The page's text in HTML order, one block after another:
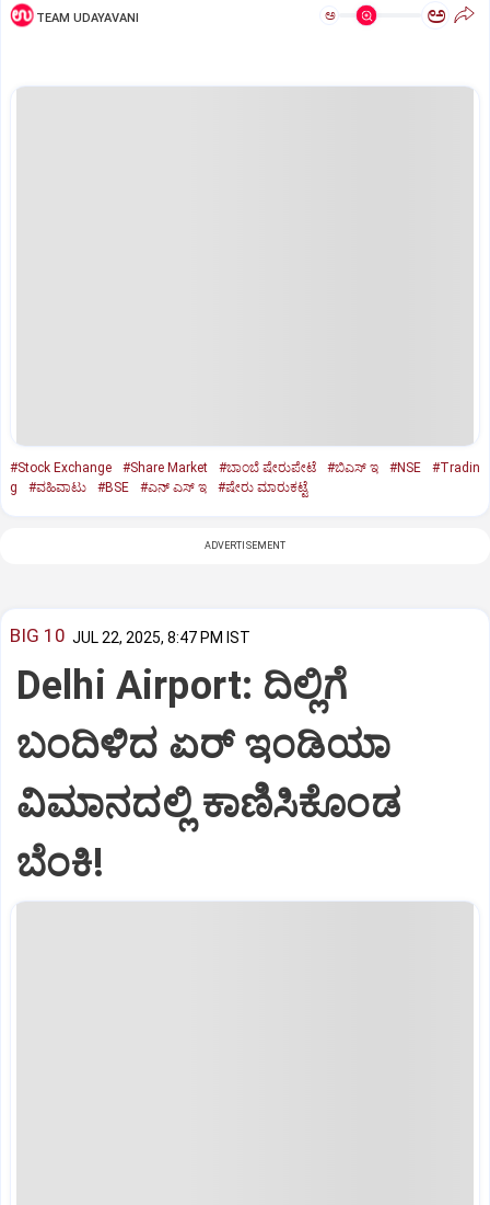
TEAM UDAYAVANI ಅ ಅ
#Stock Exchange #Share Market #ಬಾಂಬೆ ಷೇರುಪೇಟೆ #ಬಿಎಸ್ ಇ #NSE
#Tradin
g
#ವಹಿವಾಟು #BSE #ಎನ್ ಎಸ್ ಇ #ಷೇರು ಮಾರುಕಟ್ಟೆ
ADVERTISEMENT
BIG 10 JUL 22, 2025, 8:47 PM IST
Delhi Airport: ದಿಲ್ಲಿಗೆ
ಬಂದಿಳಿದ ಏರ್‌ ಇಂಡಿಯಾ
ವಿಮಾನದಲ್ಲಿ ಕಾಣಿಸಿಕೊಂಡ
ಬೆಂಕಿ!